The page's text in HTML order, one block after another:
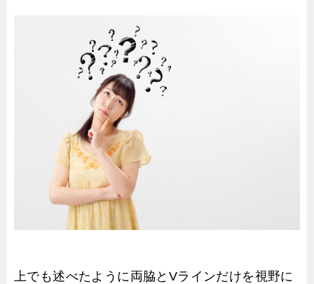
上でも述べたように両脇とVラインだけを視野に